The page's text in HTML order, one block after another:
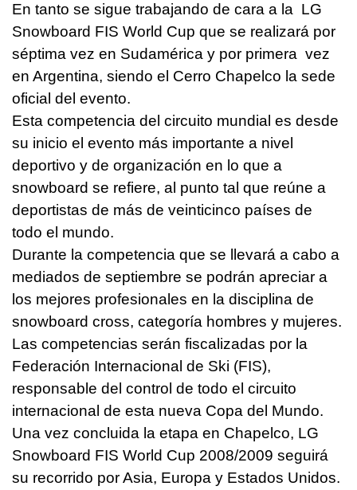
En tanto se sigue trabajando de cara a la LG
Snowboard FIS World Cup que se realizará por
séptima vez en Sudamérica y por primera vez
en Argentina, siendo el Cerro Chapelco la sede
oficial del evento.
Esta competencia del circuito mundial es desde
su inicio el evento más importante a nivel
deportivo y de organización en lo que a
snowboard se refiere, al punto tal que reúne a
deportistas de más de veinticinco países de
todo el mundo.
Durante la competencia que se llevará a cabo a
mediados de septiembre se podrán apreciar a
los mejores profesionales en la disciplina de
snowboard cross, categoría hombres y mujeres.
Las competencias serán fiscalizadas por la
Federación Internacional de Ski (FIS),
responsable del control de todo el circuito
internacional de esta nueva Copa del Mundo.
Una vez concluida la etapa en Chapelco, LG
Snowboard FIS World Cup 2008/2009 seguirá
su recorrido por Asia, Europa y Estados Unidos.